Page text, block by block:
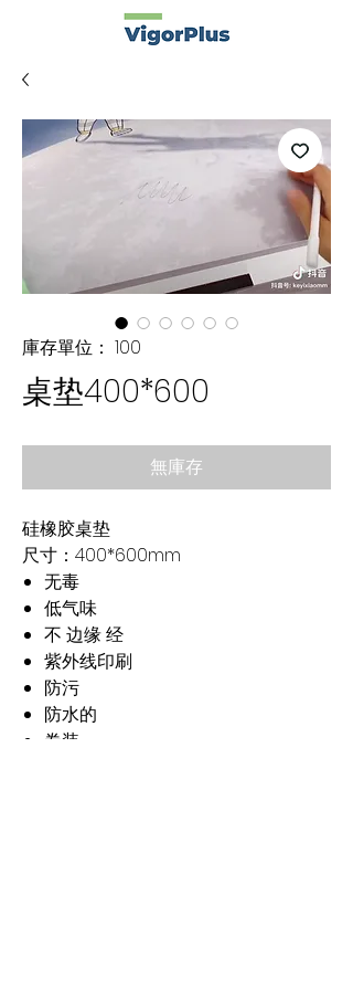
庫存單位： 100
桌垫400*600
無庫存
硅橡胶桌垫
尺寸：400*600mm
无毒
低气味
不 边缘 经
紫外线印刷
防污
防水的
卷装